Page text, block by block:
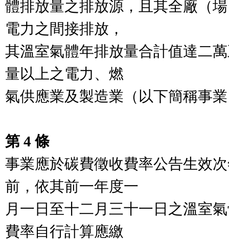
體排放量之排放源，且其全廠（
電力之間接排放，
其溫室氣體年排放量合計值達二
量以上之電力、燃
氣供應業及製造業（以下簡稱事
第 4 條
事業應於碳費徵收費率公告生效
前，依其前一年度一
月一日至十二月三十一日之溫室
費率自行計算應繳